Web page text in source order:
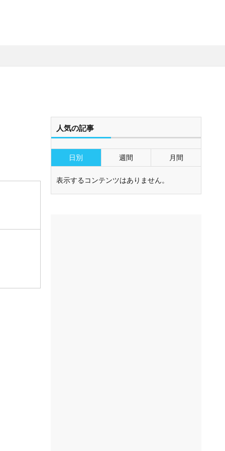
人気の記事
日別 週間 月間
表示するコンテンツはありません。